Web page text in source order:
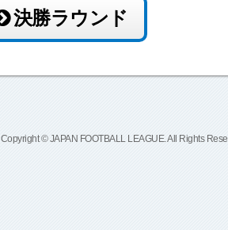
決勝ラウンド
Copyright © JAPAN FOOTBALL LEAGUE. All Rights